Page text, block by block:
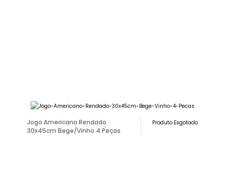
Jogo Americano Rendado
30x45cm Bege/Vinho 4 Peças
Produto Esgotado